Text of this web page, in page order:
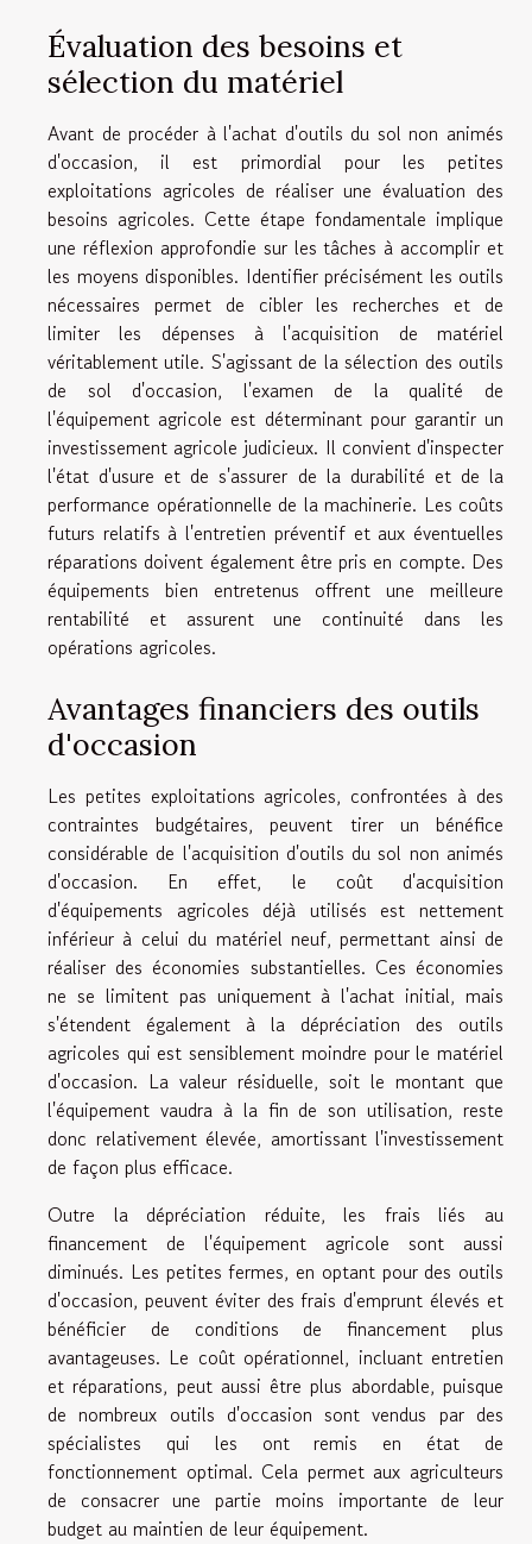
Évaluation des besoins et
sélection du matériel
Avant de procéder à l'achat d'outils du sol non animés
d'occasion, il est primordial pour les petites
exploitations agricoles de réaliser une évaluation des
besoins agricoles. Cette étape fondamentale implique
une réflexion approfondie sur les tâches à accomplir et
les moyens disponibles. Identifier précisément les outils
nécessaires permet de cibler les recherches et de
limiter les dépenses à l'acquisition de matériel
véritablement utile. S'agissant de la sélection des outils
de sol d'occasion, l'examen de la qualité de
l'équipement agricole est déterminant pour garantir un
investissement agricole judicieux. Il convient d'inspecter
l'état d'usure et de s'assurer de la durabilité et de la
performance opérationnelle de la machinerie. Les coûts
futurs relatifs à l'entretien préventif et aux éventuelles
réparations doivent également être pris en compte. Des
équipements bien entretenus offrent une meilleure
rentabilité et assurent une continuité dans les
opérations agricoles.
Avantages financiers des outils
d'occasion
Les petites exploitations agricoles, confrontées à des
contraintes budgétaires, peuvent tirer un bénéfice
considérable de l'acquisition d'outils du sol non animés
d'occasion. En effet, le coût d'acquisition
d'équipements agricoles déjà utilisés est nettement
inférieur à celui du matériel neuf, permettant ainsi de
réaliser des économies substantielles. Ces économies
ne se limitent pas uniquement à l'achat initial, mais
s'étendent également à la dépréciation des outils
agricoles qui est sensiblement moindre pour le matériel
d'occasion. La valeur résiduelle, soit le montant que
l'équipement vaudra à la fin de son utilisation, reste
donc relativement élevée, amortissant l'investissement
de façon plus efficace.
Outre la dépréciation réduite, les frais liés au
financement de l'équipement agricole sont aussi
diminués. Les petites fermes, en optant pour des outils
d'occasion, peuvent éviter des frais d'emprunt élevés et
bénéficier de conditions de financement plus
avantageuses. Le coût opérationnel, incluant entretien
et réparations, peut aussi être plus abordable, puisque
de nombreux outils d'occasion sont vendus par des
spécialistes qui les ont remis en état de
fonctionnement optimal. Cela permet aux agriculteurs
de consacrer une partie moins importante de leur
budget au maintien de leur équipement.